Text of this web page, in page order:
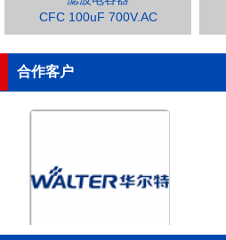
CFC 100uF 700V.AC
合作客户